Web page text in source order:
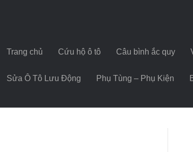
Trang chủ Cứu hộ ô tô Câu bình ắc quy
Sửa Ô Tô Lưu Động Phụ Tùng – Phụ Kiện